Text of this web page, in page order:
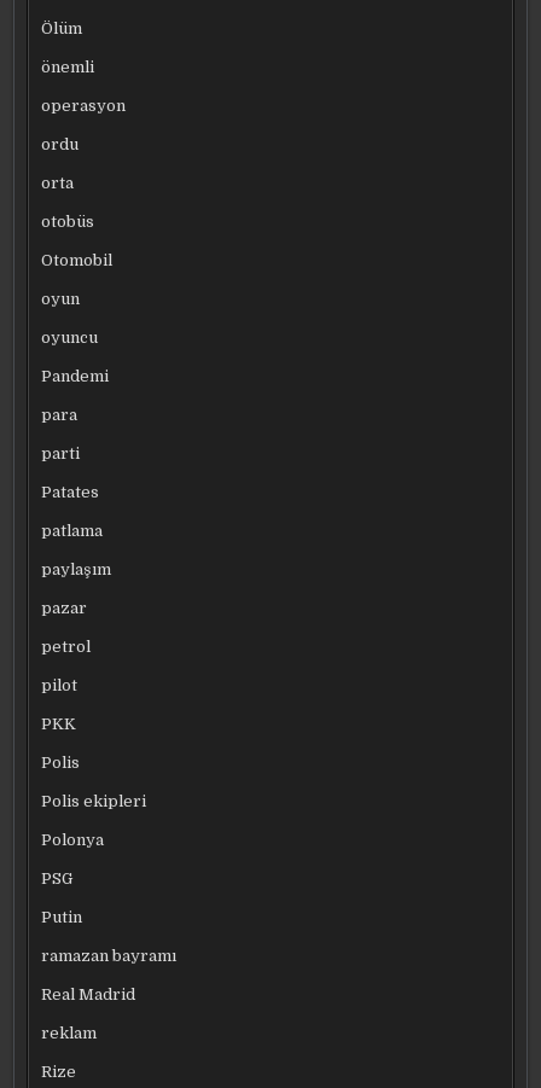
Ölüm
önemli
operasyon
ordu
orta
otobüs
Otomobil
oyun
oyuncu
Pandemi
para
parti
Patates
patlama
paylaşım
pazar
petrol
pilot
PKK
Polis
Polis ekipleri
Polonya
PSG
Putin
ramazan bayramı
Real Madrid
reklam
Rize